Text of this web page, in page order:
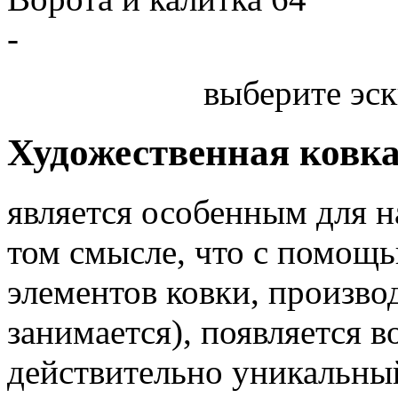
-
выберите
Художественная
является особенным для
том смысле, что с
элементов ковки,
занимается), появляется
действительно